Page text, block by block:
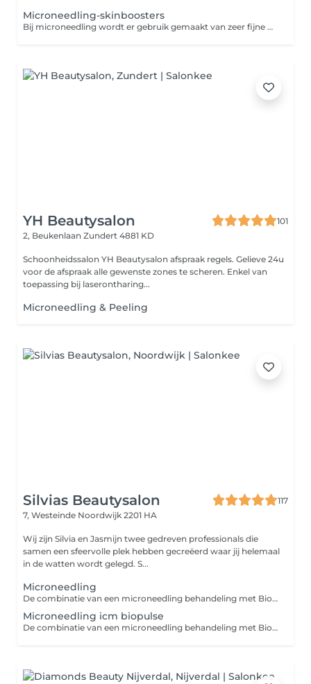
Microneedling-skinboosters
Bij microneedling wordt er gebruik gemaakt van zeer fijne naaldjes die op hoog tempo vibreren in de huid. Zo maken de naaldjes kleine verticale geultjes in de huid waardoor de aanmaak van collageen en elastine wordt gestimuleerd. Dit levert een egalere en stevigere huid op. Ook worden acnelittekens en fijne lijntjes minder zichtbaar. Wij bieden verschillende boosts voor de huid. Geadviseerd wordt om de behandelingen in kuurverband te doen. Ongeveer 2-4x waarbij er steeds een pauze is van 4 weken. In kuurverband kan er een pakketprijs worden afgenomen. Informeer naar de mogelijkheden. Op basis van de huidconditie bekijken we welke ingredienten gebruikt gaan worden. Vit C-boost De vitamine C boost, oftewel de Glow facial is een zeer populaire behandeling omwille van zijn hoge dosering aan vitamine C. De behandeling bij uitstek om de huid te versterken tegen schadelijke invloeden van de zon Deze behandeling zijn twee effectieve methodes gecombineerd in 1 behandeling; microneedling en een hoog gedoseerde vitamine C peeling. Door deze combinatie is de intensiteit hoger. Er wordt een vitamine C peeling aangebracht die dankzij de microneedling nog beter wordt opgenomen door de huid. Beide technieken hebben als doel het vernieuwen van de huid voor een egale huid en het verminderen van fijne lijntjes, zonschade, grove poriën en rimpels. Direct na de behandeling vertoont de huid een zeer mooie Glow. Hyaluronboost Is de huid vermoeid, futloos en vertoont deze fijne lijntjes en droogte? Dan is de hyaluronboost zeer geschikt! De microneedling wordt gecombineerd met een ultrageconcentreerd serum met hyaluronzuur, een mooie werkzame stof die bewezen een boost geeft aan de stevigheid van de huid ( collageenaanmaak ), een mooie glans geeft en de hydratatie bevordert.
YH Beautysalon
101
2, Beukenlaan Zundert 4881 KD
Schoonheidssalon YH Beautysalon afspraak regels. Gelieve 24u
voor de afspraak alle gewenste zones te scheren. Enkel van
toepassing bij laserontharing...
Microneedling & Peeling
Silvias Beautysalon
117
7, Westeinde Noordwijk 2201 HA
Wij zijn Silvia en Jasmijn twee gedreven professionals die
samen een sfeervolle plek hebben gecreëerd waar jij helemaal
in de watten wordt gelegd. S...
Microneedling
De combinatie van een microneedling behandeling met Biopulse biedt krachtige voordelen voor je huid: 1. Verbeterde collageenproductie: Microneedling stimuleert de aanmaak van collageen, terwijl Biopulse de huid beter doorbloedt en de cellen diepere herstelprocessen activeert. 2. Diepe hydratatie: Biopulse zorgt ervoor dat actieve werkstoffen, zoals serums, beter in de huid kunnen doordringen, waardoor de huid intensief gehydrateerd wordt. 3. Sneller herstel: De Biopulse behandeling versnelt het herstelproces van de huid na microneedling, waardoor de resultaten sneller zichtbaar zijn. 4. Verbeterde huidtextuur en teint: Deze combinatie vermindert fijne lijntjes, vergroot de stevigheid van de huid en zorgt voor een stralende, egalere teint. Door microneedling te combineren met Biopulse haal je het maximale uit je behandeling voor een gezondere, stralende huid!
Microneedling icm biopulse
De combinatie van een microneedling behandeling met Biopulse biedt krachtige voordelen voor je huid: 1. Verbeterde collageenproductie: Microneedling stimuleert de aanmaak van collageen, terwijl Biopulse de huid beter doorbloedt en de cellen diepere herstelprocessen activeert. 2. Diepe hydratatie: Biopulse zorgt ervoor dat actieve werkstoffen, zoals serums, beter in de huid kunnen doordringen, waardoor de huid intensief gehydrateerd wordt. 3. Sneller herstel: De Biopulse behandeling versnelt het herstelproces van de huid na microneedling, waardoor de resultaten sneller zichtbaar zijn. 4. Verbeterde huidtextuur en teint: Deze combinatie vermindert fijne lijntjes, vergroot de stevigheid van de huid en zorgt voor een stralende, egalere teint. Door microneedling te combineren met Biopulse haal je het maximale uit je behandeling voor een gezondere, stralende huid!